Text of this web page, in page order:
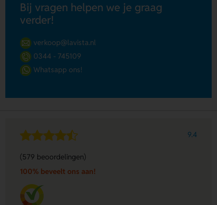
Bij vragen helpen we je graag
verder!
verkoop@lavista.nl
0344 - 745109
Whatsapp ons!
9.4
(579 beoordelingen)
100% beveelt ons aan!